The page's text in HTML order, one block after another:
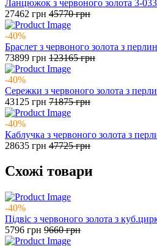
Ланцюжок з червоного золота 3-
27462 грн 45770грн
-40%
Браслет з червоного золота з
73899 грн 123165грн
-40%
Сережки з червоного золота з
43125 грн 71875грн
-40%
Каблучка з червоного золота з
28635 грн 47725грн
Схожі товари
-40%
Підвіс з червоного золота з
5796 грн 9660грн